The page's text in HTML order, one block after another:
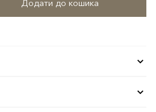
Додати до кошика